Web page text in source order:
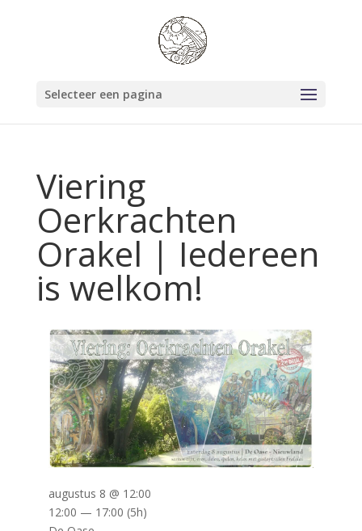
Selecteer een pagina
Viering
Oerkrachten
Orakel | Iedereen
is welkom!
augustus 8 @ 12:00
12:00 — 17:00 (5h)